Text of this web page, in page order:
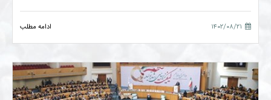
۱۴۰۲/۰۸/۲۱ ادامه مطلب